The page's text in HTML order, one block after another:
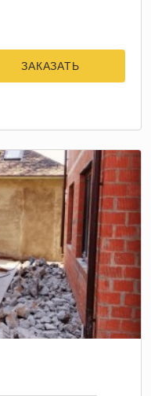
ЗАКАЗАТЬ